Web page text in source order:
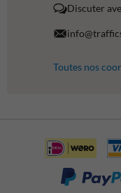
Discuter
Toutes nos